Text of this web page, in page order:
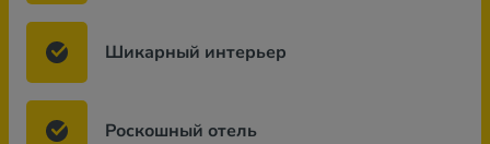
Шикарный интерьер
Роскошный отель